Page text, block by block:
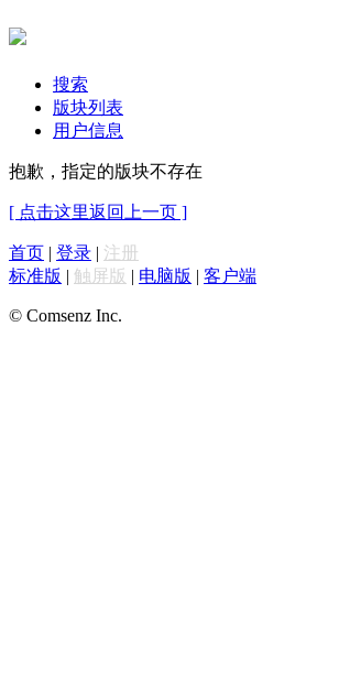
搜索
版块列表
用户信息
抱歉，指定的版块不存在
[ 点击这里返回上一页 ]
首页 | 登录 | 注册
标准版 | 触屏版 | 电脑版 | 客户端
© Comsenz Inc.